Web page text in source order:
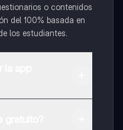
o contenidos
del 100% basada en
los estudiantes.